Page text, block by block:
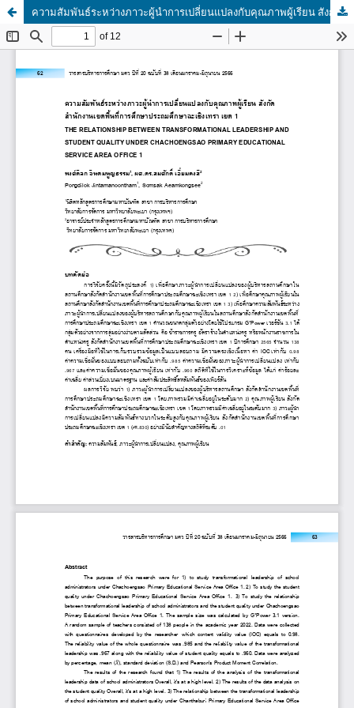
ความสัมพันธ์ระหว่างภาวะผู้นำการเปลี่ยนแปลงกับคุณภาพผู้เรียน สังกัดสำนักงานเขตพื้นที่การศึกษาประถมศึกษาฉะเชิงเทรา เขต 1